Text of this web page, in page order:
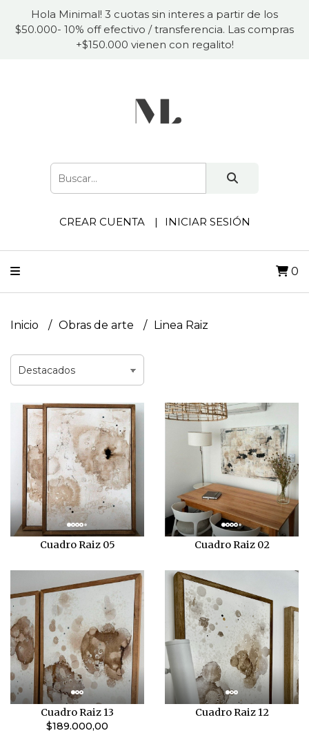
Hola Minimal! 3 cuotas sin interes a partir de los
$50.000- 10% off efectivo / transferencia. Las compras
+$150.000 vienen con regalito!
CREAR CUENTA INICIAR SESIÓN
0
Inicio Obras de arte Linea Raiz
Cuadro Raiz 05 Cuadro Raiz 02
Cuadro Raiz 13
$189.000,00
Cuadro Raiz 12